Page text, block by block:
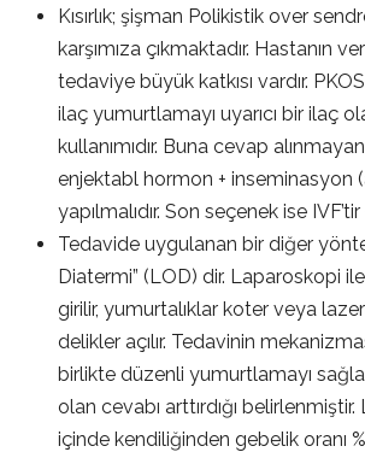
Kısırlık; şişman Polikistik over
karşımıza çıkmaktadır. Hastanın
tedaviye büyük katkısı vardır.
ilaç yumurtlamayı uyarıcı bir ilaç
kullanımıdır. Buna cevap
enjektabl hormon + inseminasyon
yapılmalıdır. Son seçenek ise
Tedavide uygulanan bir diğer
Diatermi” (LOD) dir. Laparoskopi
girilir, yumurtalıklar koter veya
delikler açılır. Tedavinin
birlikte düzenli yumurtlamayı
olan cevabı arttırdığı belirlenmiştir.
içinde kendiliğinden gebelik oranı